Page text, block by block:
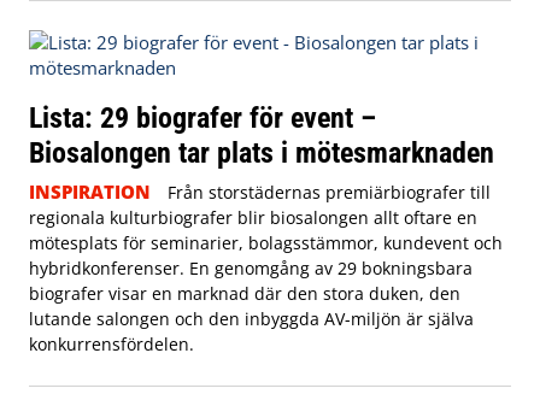
Lista: 29 biografer för event –
Biosalongen tar plats i mötesmarknaden
INSPIRATION
Från storstädernas premiärbiografer till
regionala kulturbiografer blir biosalongen allt oftare en
mötesplats för seminarier, bolagsstämmor, kundevent och
hybridkonferenser. En genomgång av 29 bokningsbara
biografer visar en marknad där den stora duken, den
lutande salongen och den inbyggda AV-miljön är själva
konkurrensfördelen.